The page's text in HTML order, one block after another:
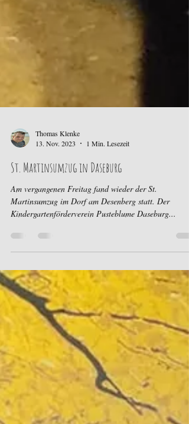
13. Nov. 2023
1 Min. Lesezeit
St. Martinsumzug in Daseburg
Am vergangenen Freitag fand wieder der St.
Martinsumzug im Dorf am Desenberg statt. Der
Kindergartenförderverein Pusteblume Daseburg...